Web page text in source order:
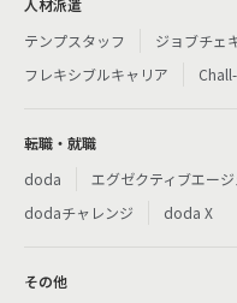
テンプスタッフ
ジョブチェ
フレキシブルキャリア
転職・就職
doda
エグゼクティブエージ
dodaチャレンジ
doda X
その他